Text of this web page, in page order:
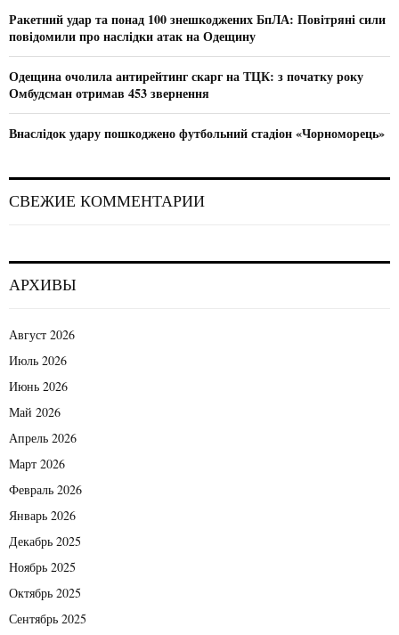
Ракетний удар та понад 100 знешкоджених БпЛА: Повітряні сили
повідомили про наслідки атак на Одещину
Одещина очолила антирейтинг скарг на ТЦК: з початку року
Омбудсман отримав 453 звернення
Внаслідок удару пошкоджено футбольний стадіон «Чорноморець»
СВЕЖИЕ КОММЕНТАРИИ
АРХИВЫ
Август 2026
Июль 2026
Июнь 2026
Май 2026
Апрель 2026
Март 2026
Февраль 2026
Январь 2026
Декабрь 2025
Ноябрь 2025
Октябрь 2025
Сентябрь 2025